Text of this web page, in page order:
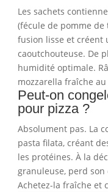
Les sachets
(fécule de pomme
fusion lisse et créent
caoutchouteuse. De
humidité optimale.
mozzarella fraîche
Peut-on
pour pizza ?
Absolument pas. La
pasta filata, créant
les protéines. À la
granuleuse, perd
Achetez-la fraîche et